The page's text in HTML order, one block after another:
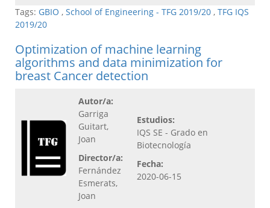
Tags: GBIO , School of Engineering - TFG 2019/20 , TFG IQS
2019/20
Optimization of machine learning
algorithms and data minimization for
breast Cancer detection
Autor/a:
Garriga
Guitart,
Joan
Director/a:
Fernández
Esmerats,
Joan
Estudios:
IQS SE - Grado en
Biotecnología
Fecha:
2020-06-15